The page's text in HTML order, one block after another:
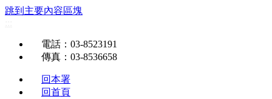
跳到主要內容區塊
電話 ：03-8523191
傳真 ：03-8536658
回本署
回首頁